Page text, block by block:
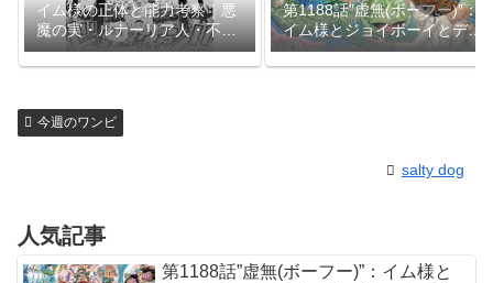
イム様の正体と能力考察｜悪
魔の実・ルナーリア人・不老
不死の謎【1179話】
第1188話”虚無(ボーフー)”：
イム様とジョイボーイとデー
ビージョーンズ
今週のワンピ
salty dog
人気記事
第1188話”虚無(ボーフー)”：イム様と